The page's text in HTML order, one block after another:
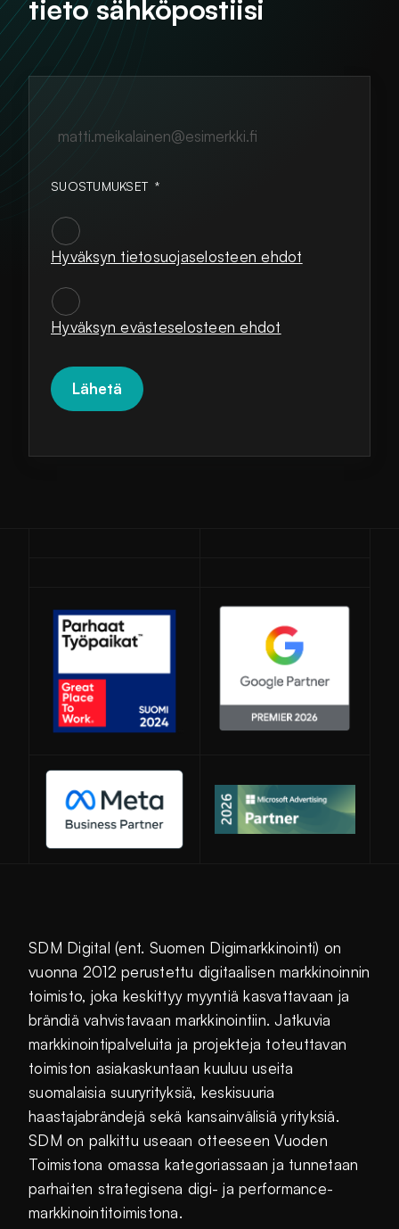
tieto sähköpostiisi
SUOSTUMUKSET *
Hyväksyn tietosuojaselosteen ehdot
SUOSTUMUKSET
Hyväksyn evästeselosteen ehdot
Avautuu uuteen ikkunaan
SDM Digital (ent. Suomen Digimarkkinointi) on
vuonna 2012 perustettu digitaalisen markkinoinnin
toimisto, joka keskittyy myyntiä kasvattavaan ja
brändiä vahvistavaan markkinointiin. Jatkuvia
markkinointipalveluita ja projekteja toteuttavan
toimiston asiakaskuntaan kuuluu useita
suomalaisia suuryrityksiä, keskisuuria
haastajabrändejä sekä kansainvälisiä yrityksiä.
SDM on palkittu useaan otteeseen Vuoden
Toimistona omassa kategoriassaan ja tunnetaan
parhaiten strategisena digi- ja performance-
markkinointitoimistona.